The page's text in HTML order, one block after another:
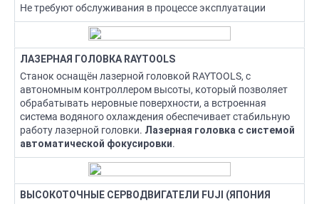
Не требуют обслуживания в процессе эксплуатации
ЛАЗЕРНАЯ ГОЛОВКА RAYTOOLS
Станок оснащён лазерной головкой RAYTOOLS, с
автономным контроллером высоты, который позволяет
обрабатывать неровные поверхности, а встроенная
система водяного охлаждения обеспечивает стабильную
работу лазерной головки. Лазерная головка с системой
автоматической фокусировки.
ВЫСОКОТОЧНЫЕ СЕРВОДВИГАТЕЛИ FUJI (ЯПОНИЯ